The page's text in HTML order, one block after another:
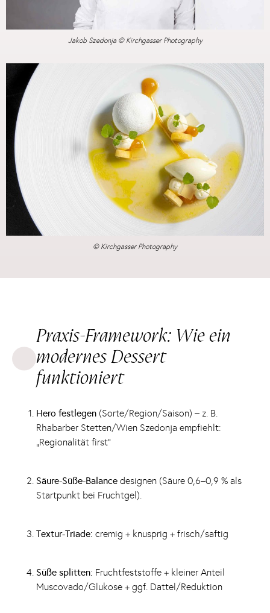
Jakob Szedonja © Kirchgasser Photography
© Kirchgasser Photography
Praxis-Framework: Wie ein
modernes Dessert
funktioniert
Hero festlegen (Sorte/Region/Saison) – z. B.
Rhabarber Stetten/Wien Szedonja empfiehlt:
„Regionalität first“
Säure-Süße-Balance designen (Säure 0,6–0,9 % als
Startpunkt bei Fruchtgel).
Textur-Triade: cremig + knusprig + frisch/saftig
Süße splitten: Fruchtfeststoffe + kleiner Anteil
Muscovado/Glukose + ggf. Dattel/Reduktion